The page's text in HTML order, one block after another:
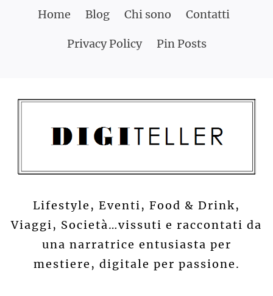
Home Blog Chi sono Contatti
Privacy Policy Pin Posts
Lifestyle, Eventi, Food & Drink,
Viaggi, Società…vissuti e raccontati da
una narratrice entusiasta per
mestiere, digitale per passione.